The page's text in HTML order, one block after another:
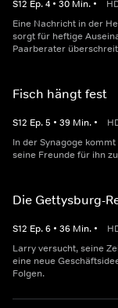
S12 Ep.4 • 30 Min. •
Eine Nachricht in der
sorgt für heftige
Paarberater
Fisch hängt fest
S12 Ep.5 • 39 Min. •
In der Synagoge
seine Freunde für ihn
Die Gettysburg-
S12 Ep.6 • 36 Min. •
Larry versucht, seine
eine neue
Folgen.